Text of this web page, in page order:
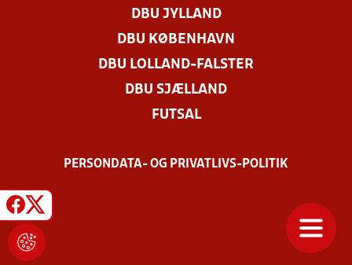
DBU JYLLAND
DBU KØBENHAVN
DBU LOLLAND-FALSTER
DBU SJÆLLAND
FUTSAL
PERSONDATA- OG PRIVATLIVS-POLITIK